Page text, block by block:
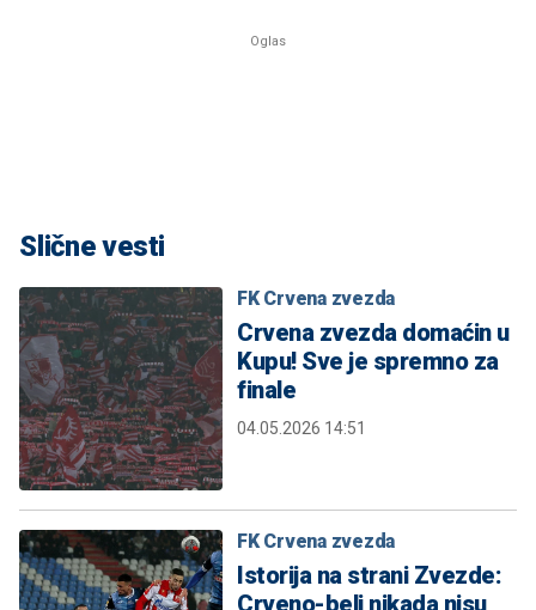
Slične vesti
FK Crvena zvezda
Crvena zvezda domaćin u
Kupu! Sve je spremno za
finale
04.05.2026 14:51
FK Crvena zvezda
Istorija na strani Zvezde: